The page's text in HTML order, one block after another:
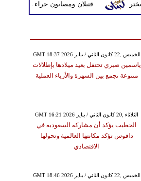
قتيلان ومصابون جراء 14 غارة إسرائيلية على شرق وجنوب لبنان
GMT 18:37 2026 الخميس ,22 كانون الثاني / يناير
ياسمين صبري تحتفل بعيد ميلادها بإطلالات
متنوعة تجمع بين السهرة والأزياء العملية
GMT 16:21 2026 الثلاثاء ,20 كانون الثاني / يناير
الخطيب يؤكد أن مشاركة السعودية في
دافوس تؤكد مكانتها العالمية وتحولها
الاقتصادي
GMT 18:46 2026 الخميس ,22 كانون الثاني / يناير